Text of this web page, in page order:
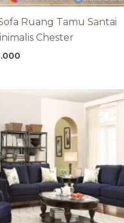
Ruang Tamu Santai
Chester